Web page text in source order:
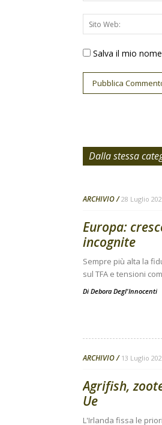
Salva il mio
Dalla stessa
ARCHIVIO 28 Luglio
Europa:
incognite
Sempre più alta la
sul TFA e tensioni
Di Debora Degl'Innocenti
ARCHIVIO 13 Luglio
Agrifish,
Ue
L'Irlanda fissa le